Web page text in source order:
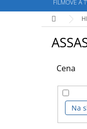
FILMOVÉ A
Domů
Cena
Na